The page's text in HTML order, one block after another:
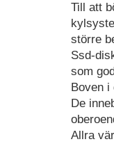
Till att
större
Ssd-
som
Boven
De
Allra